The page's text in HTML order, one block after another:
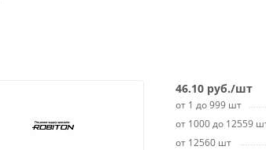
46.10 руб./шт
от 1 до 999 шт
от 1000 до 12559
от 12560 шт